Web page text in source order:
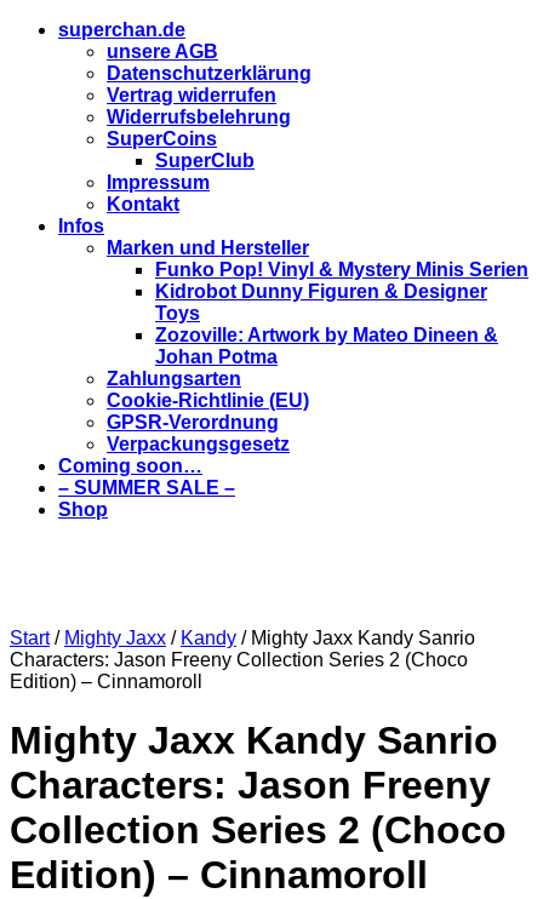
superchan.de
unsere AGB
Datenschutzerklärung
Vertrag widerrufen
Widerrufsbelehrung
SuperCoins
SuperClub
Impressum
Kontakt
Infos
Marken und Hersteller
Funko Pop! Vinyl & Mystery Minis Serien
Kidrobot Dunny Figuren & Designer
Toys
Zozoville: Artwork by Mateo Dineen &
Johan Potma
Zahlungsarten
Cookie-Richtlinie (EU)
GPSR-Verordnung
Verpackungsgesetz
Coming soon…
– SUMMER SALE –
Shop
Start/ Mighty Jaxx / Kandy / Mighty Jaxx Kandy Sanrio
Characters: Jason Freeny Collection Series 2 (Choco
Edition) – Cinnamoroll
Mighty Jaxx Kandy Sanrio
Characters: Jason Freeny
Collection Series 2 (Choco
Edition) – Cinnamoroll